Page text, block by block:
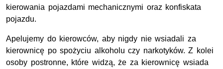
kierowania pojazdami mechanicznymi oraz konfiskata
pojazdu.
Apelujemy do kierowców, aby nigdy nie wsiadali za
kierownicę po spożyciu alkoholu czy narkotyków. Z kolei
osoby postronne, które widzą, że za kierownicę wsiada